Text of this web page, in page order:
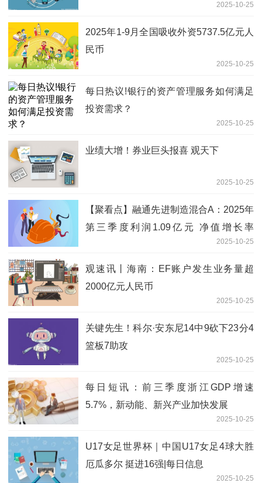
2025-10-25
2025年1-9月全国吸收外资5737.5亿元人
民币
2025-10-25
每日热议!银行的资产管理服务如何满足
投资需求？
2025-10-25
业绩大增！券业巨头报喜 观天下
2025-10-25
【聚看点】融通先进制造混合A：2025年
第三季度利润1.09亿元 净值增长率
2025-10-25
观速讯丨海南：EF账户发生业务量超
2000亿元人民币
2025-10-25
关键先生！科尔·安东尼14中9砍下23分4
篮板7助攻
2025-10-25
每日短讯：前三季度浙江GDP增速
5.7%，新动能、新兴产业加快发展
2025-10-25
U17女足世界杯｜中国U17女足4球大胜
厄瓜多尔 挺进16强|每日信息
2025-10-25